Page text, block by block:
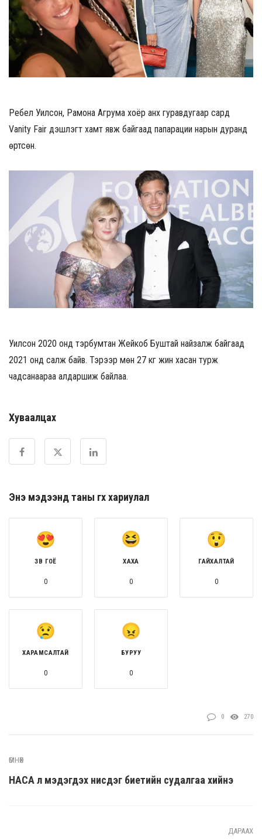
Ребел Уилсон, Рамона Агрума хоёр анх гуравдугаар сард
Vanity Fair үдэшлэгт хамт явж байгаад папарации нарын дуранд
өртсөн.
Уилсон 2020 онд тэрбумтан Жейкоб Буштай найзалж байгаад
2021 онд салж байв. Тэрээр мөн 27 кг жин хасан турж
чадсанаараа алдаршиж байлаа.
Хуваалцах
Энэ мэдээнд таны өгөх хариулал
ЗӨВ ГОЁ
0
ХАХА
0
ГАЙХАЛТАЙ
0
ХАРАМСАЛТАЙ
0
БУРУУ
0
0 270
ӨМНӨХ
НАСА үл мэдэгдэх нисдэг биетийн судалгаа хийнэ
ДАРААХ